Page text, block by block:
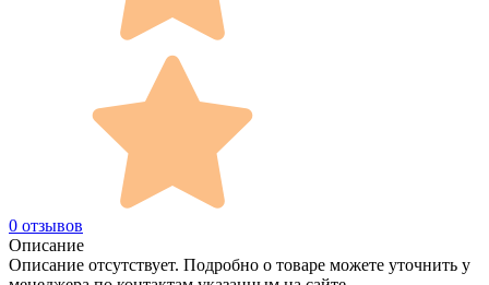
0 отзывов
Описание
Описание отсутствует. Подробно о товаре можете уточнить у